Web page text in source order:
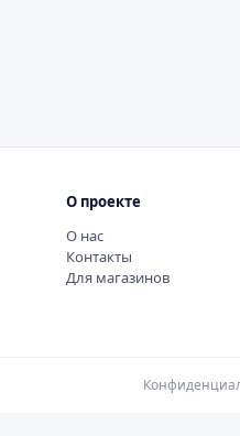
О проекте
О нас
Контакты
Для магазинов